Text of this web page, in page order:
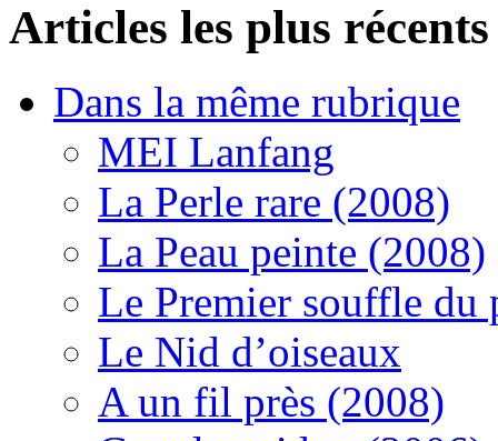
Articles les plus récents
Dans la même rubrique
MEI Lanfang
La Perle rare (2008)
La Peau peinte (2008)
Le Premier souffle du
Le Nid d’oiseaux
A un fil près (2008)